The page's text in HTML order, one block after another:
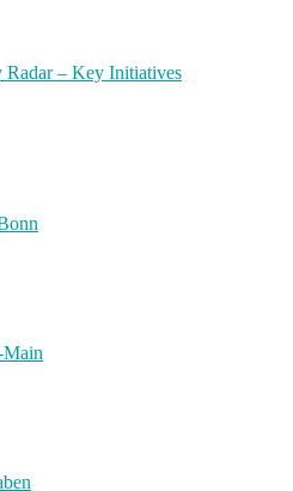
– Key Initiatives